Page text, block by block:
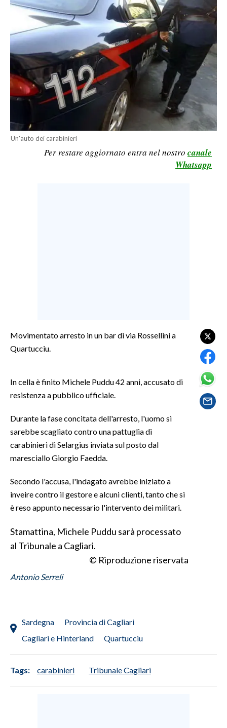
ITALIA
POLITICA
ECONOMIA
SERVIZI ALLE IMPRESE
BANDI
SPORT IN SARDEGNA
SPETTACOLI
SALUTE
SARDEGNA TURISMO
SARDI NEL MONDO
NOTIZIE
EVENTI
INSULARITÀ
INFO AZIENDE
NECROLOGI
PUBBLICITÀ
SPIAGGE
STORE
Un'auto dei carabinieri
Per restare aggiornato entra nel nostro canale
Whatsapp
Movimentato arresto in un bar di via Rossellini a
Quartucciu.
In cella è finito Michele Puddu 42 anni, accusato di
resistenza a pubblico ufficiale.
Durante la fase concitata dell'arresto, l'uomo si
sarebbe scagliato contro una pattuglia di
carabinieri di Selargius inviata sul posto dal
maresciallo Giorgio Faedda.
Secondo l'accusa, l'indagato avrebbe iniziato a
inveire contro il gestore e alcuni clienti, tanto che si
è reso appunto necessario l'intervento dei militari.
Stamattina, Michele Puddu sarà processato
al Tribunale a Cagliari.
© Riproduzione riservata
Antonio Serreli
Sardegna
Provincia di Cagliari
Cagliari e Hinterland
Quartucciu
Tags: carabinieri Tribunale Cagliari